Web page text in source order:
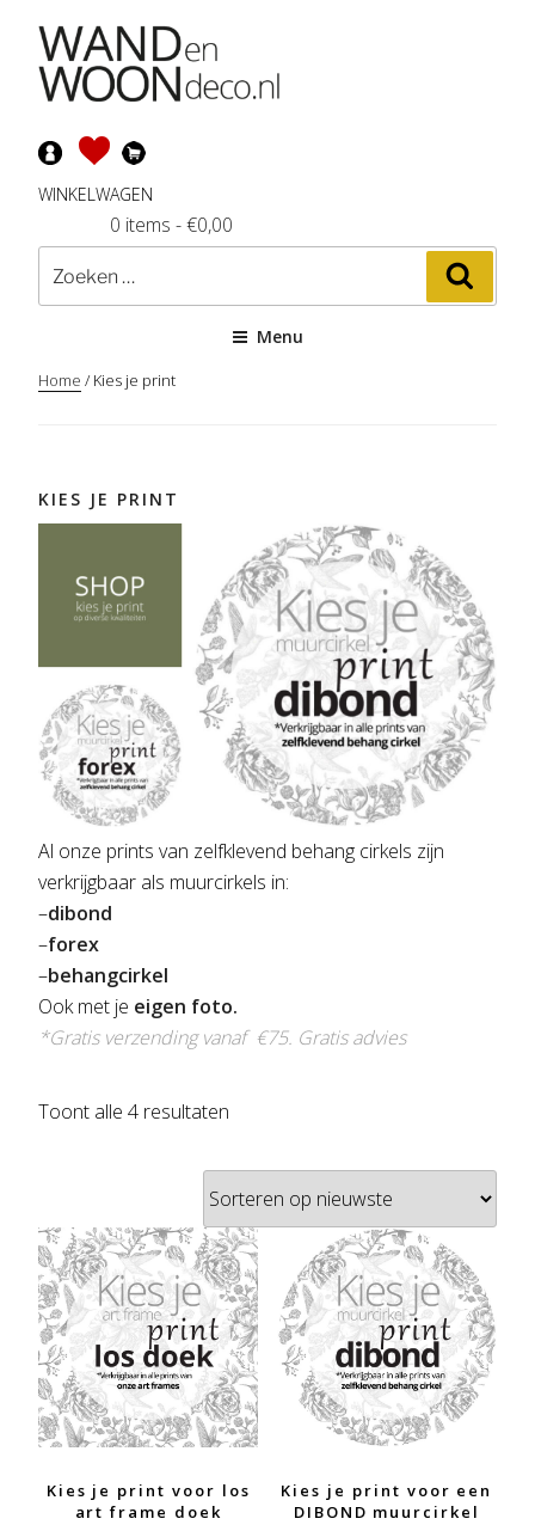
inhoud
WINKELWAGEN
-€0,00
0 items
Zoeken
naar:
Menu
Home / Kies je print
KIES JE PRINT
Al onze prints van zelfklevend behang cirkels zijn
verkrijgbaar als muurcirkels in:
–dibond
–forex
–behangcirkel
Ook met je eigen foto.
*Gratis verzending vanaf €75. Gratis advies
Toont alle 4 resultaten
nieuwste
Kies je print voor los
art frame doek
Kies je print voor een
DIBOND muurcirkel